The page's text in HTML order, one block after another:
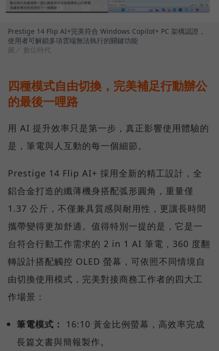
Prestige 14 Flip AI+完美符合 Windows Copilot+ PC 架構認證，
使用者可解鎖多項雲端無法執行的關鍵功能
圖／ 數位時代
四種模式自由切換，完美補足行動辦公
的最後一哩路
用 AI 提升效率只是第一步，真正影響使用體驗的
是，筆電與人互動的每一個細節。
Prestige 14 Flip AI+ 採用全新的精工設計，全
鋁合金打造的纖薄機身搭配弧形圓角，重量僅
1.37 公斤，不僅兼具質感與耐用性，更讓長時間
攜帶變得更加舒適。值得特別一提的是，它是一
台符合行動工作需求的 2 in 1 AI 筆電，360 度翻
轉設計搭配觸控 OLED 螢幕，可依照不同情境自
由切換使用模式，完美對接商務工作者的四大工
作場景：
筆電模式：
16:10 黃金比例螢幕，高效率完成
長篇文書與簡報製作。